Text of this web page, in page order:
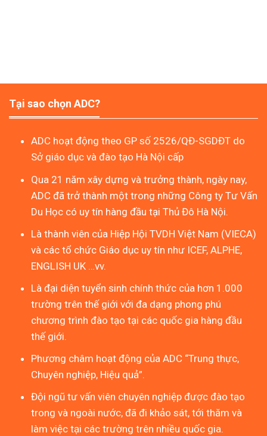
Tại sao chọn ADC?
ADC hoạt động theo GP số 2526/QĐ-SGDĐT do
Sở giáo dục và đào tạo Hà Nội cấp
Qua 21 năm xây dựng và trưởng thành, ngày nay,
ADC đã trở thành một trong những Công ty Tư Vấn
Du Học có uy tín hàng đầu tại Thủ Đô Hà Nội.
Là thành viên của Hiệp Hội TVDH Việt Nam (VIECA)
và các tổ chức Giáo dục uy tín như ICEF, ALPHE,
ENGLISH UK …vv.
Là đại diện tuyển sinh chính thức của hơn 1.000
trường trên thế giới với đa dạng phong phú
chương trình đào tạo tại các quốc gia hàng đầu
thế giới.
Phương châm hoạt động của ADC “Trung thực,
Chuyên nghiệp, Hiệu quả”.
Đội ngũ tư vấn viên chuyên nghiệp được đào tạo
trong và ngoài nước, đã đi khảo sát, tới thăm và
làm việc tại các trường trên nhiều quốc gia.